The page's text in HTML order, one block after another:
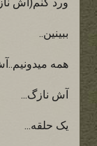
ببینین..
همه میدونیم..آش یعنی 1 و
آش نازگ...
یک حلقه...